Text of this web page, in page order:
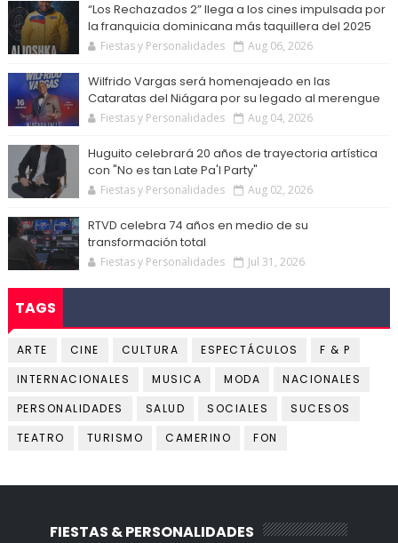
“Los Rechazados 2” llega a los cines impulsada por
la franquicia dominicana más taquillera del 2025
Fiestas y Personalidades Aug 06, 2026
Wilfrido Vargas será homenajeado en las
Cataratas del Niágara por su legado al merengue
Fiestas y Personalidades Aug 04, 2026
Huguito celebrará 20 años de trayectoria artística
con "No es tan Late Pa'l Party"
Fiestas y Personalidades Aug 02, 2026
RTVD celebra 74 años en medio de su
transformación total
Fiestas y Personalidades Jul 31, 2026
TAGS
ARTE CINE CULTURA ESPECTÁCULOS
F & P
INTERNACIONALES
MUSICA MODA
NACIONALES
PERSONALIDADES
SALUD SOCIALES
SUCESOS
TEATRO
TURISMO CAMERINO FON
FIESTAS & PERSONALIDADES